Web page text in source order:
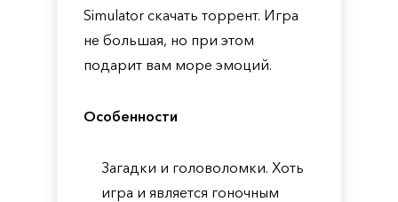
Simulator скачать торрент. Игра
не большая, но при этом
подарит вам море эмоций.
Особенности
Загадки и головоломки. Хоть
игра и является гоночным